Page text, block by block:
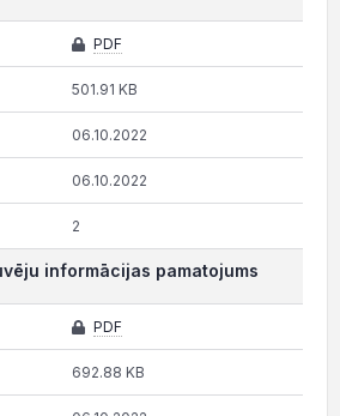
PDF
501.91 KB
06.10.2022
06.10.2022
2
informācijas pamatojums
PDF
692.88 KB